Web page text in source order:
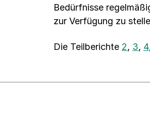
Bedürfnisse
zur Verfügung zu
Die Teilberichte 2, 3, 4